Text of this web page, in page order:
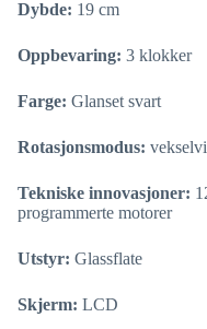
Dybde: 19 cm
Oppbevaring: 3 klokker
Farge: Glanset svart
Rotasjonsmodus:
Tekniske innovasjoner:
programmerte motorer
Utstyr: Glassflate
Skjerm: LCD